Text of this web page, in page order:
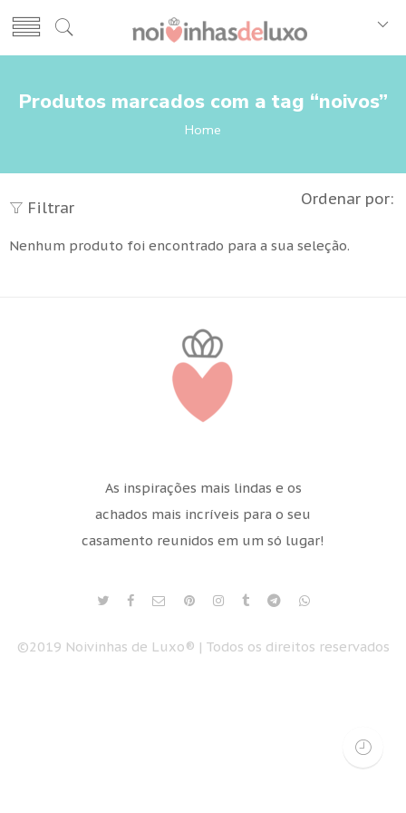
Produtos marcados com a tag “noivos”
Home
Filtrar Ordenar por:
Nenhum produto foi encontrado para a sua seleção.
As inspirações mais lindas e os
achados mais incríveis para o seu
casamento reunidos em um só lugar!
©2019 Noivinhas de Luxo® | Todos os direitos reservados